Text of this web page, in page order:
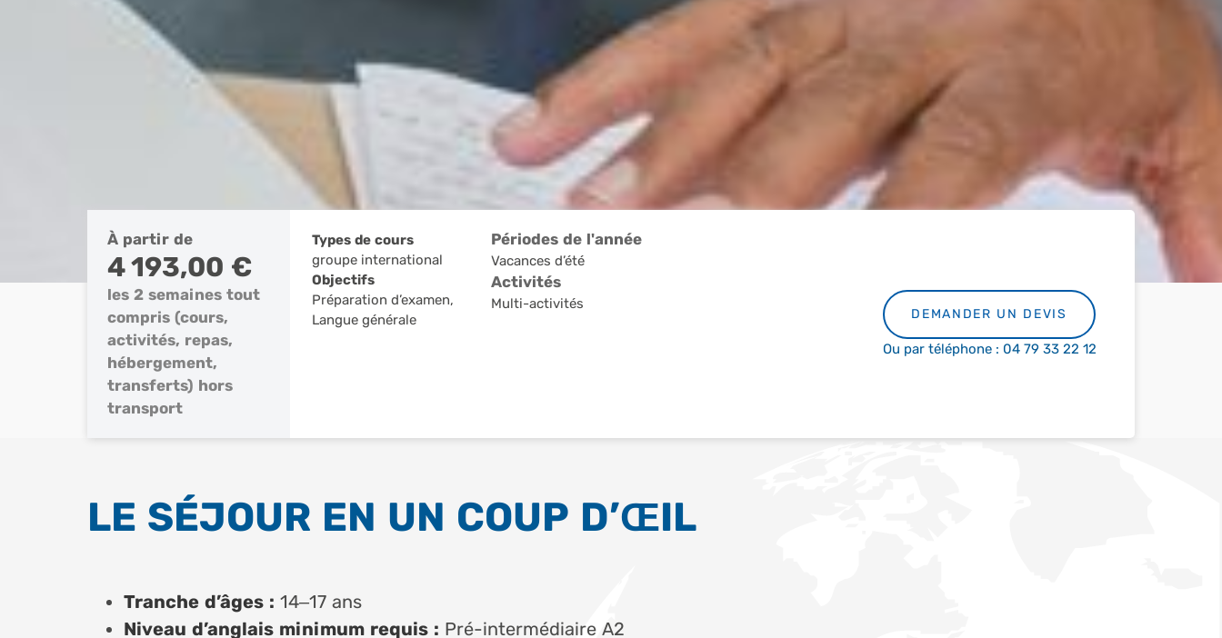
À partir de
4 193,00 €
les 2 semaines tout
compris (cours,
activités, repas,
hébergement,
transferts) hors
transport
Types de cours
groupe international
Objectifs
Préparation d’examen,
Langue générale
Périodes de l'année
Vacances d’été
Activités
Multi-activités
DEMANDER UN DEVIS
Ou par téléphone : 04 79 33 22 12
LE SÉJOUR EN UN COUP D’ŒIL
Tranche d’âges : 14–17 ans
Niveau d’anglais minimum requis : Pré-intermédiaire A2